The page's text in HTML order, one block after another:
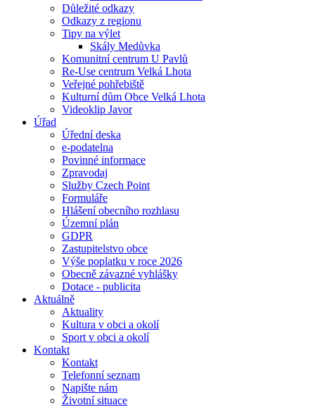
Důležité odkazy
Odkazy z regionu
Tipy na výlet
Skály Medůvka
Komunitní centrum U Pavlů
Re-Use centrum Velká Lhota
Veřejné pohřebiště
Kulturní dům Obce Velká Lhota
Videoklip Javor
Úřad
Úřední deska
e-podatelna
Povinné informace
Zpravodaj
Služby Czech Point
Formuláře
Hlášení obecního rozhlasu
Územní plán
GDPR
Zastupitelstvo obce
Výše poplatku v roce 2026
Obecně závazné vyhlášky
Dotace - publicita
Aktuálně
Aktuality
Kultura v obci a okolí
Sport v obci a okolí
Kontakt
Kontakt
Telefonní seznam
Napište nám
Životní situace